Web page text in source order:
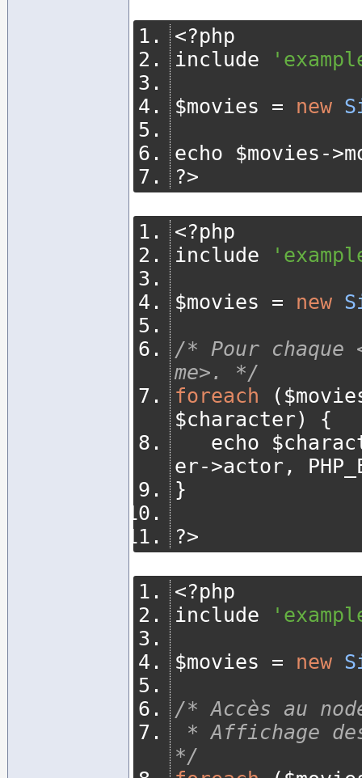
<?php
include
$movies = new
echo $movies ->
?>
<?php
include
$movies = new
/* Pour chaque
me>. */
foreach
(
$character)
{
echo
er->actor ,
}
?>
<?php
include
$movies = new
/* Accès au
*/